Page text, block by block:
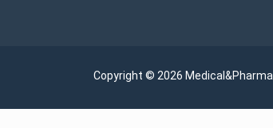
Copyright © 2026 Medical&Pharma